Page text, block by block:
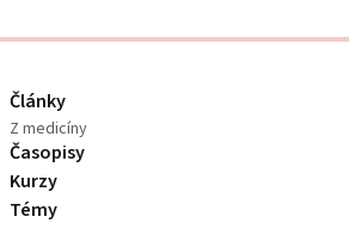
Články
Z medicíny
Časopisy
Kurzy
Témy